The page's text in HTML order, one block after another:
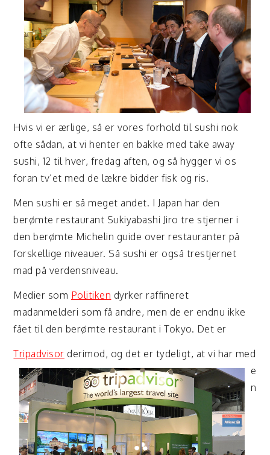
Hvis vi er ærlige, så er vores forhold til sushi nok
ofte sådan, at vi henter en bakke med take away
sushi, 12 til hver, fredag aften, og så hygger vi os
foran tv’et med de lækre bidder fisk og ris.
Men sushi er så meget andet. I Japan har den
berømte restaurant Sukiyabashi Jiro tre stjerner i
den berømte Michelin guide over restauranter på
forskellige niveauer. Så sushi er også trestjernet
mad på verdensniveau.
Medier som Politiken dyrker raffineret
madanmelderi som få andre, men de er endnu ikke
fået til den berømte restaurant i Tokyo. Det er
Tripadvisor derimod, og det er tydeligt, at vi har med
e
n